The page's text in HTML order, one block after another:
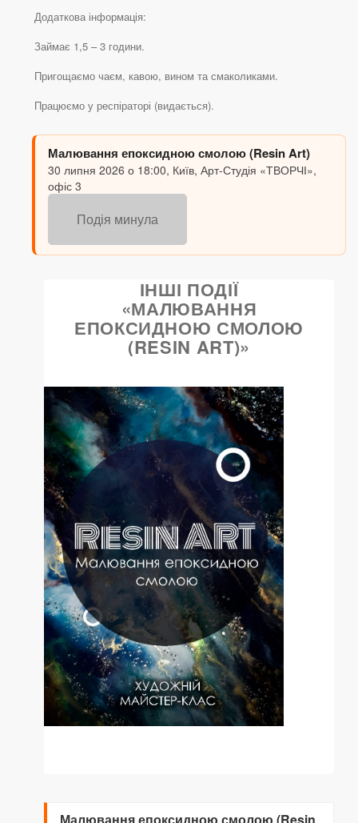
Додаткова інформація:
Займає 1,5 – 3 години.
Пригощаємо чаєм, кавою, вином та смаколиками.
Працюємо у респіраторі (видається).
Малювання епоксидною смолою (Resin Art)
30 липня 2026 о 18:00, Київ, Арт-Студія «ТВОРЧІ»,
офіс 3
Подія минула
ІНШІ ПОДІЇ
«МАЛЮВАННЯ
ЕПОКСИДНОЮ СМОЛОЮ
(RESIN ART)»